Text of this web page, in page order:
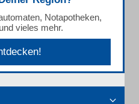
Notapotheken,
vieles mehr.